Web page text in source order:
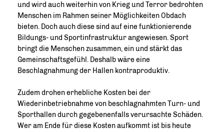
und wird auch weiterhin von Krieg und Terror bedrohten
Menschen im Rahmen seiner Möglichkeiten Obdach
bieten. Doch auch diese sind auf eine funktionierende
Bildungs- und Sportinfrastruktur angewiesen. Sport
bringt die Menschen zusammen, ein und stärkt das
Gemeinschaftsgefühl. Deshalb wäre eine
Beschlagnahmung der Hallen kontraproduktiv.
Zudem drohen erhebliche Kosten bei der
Wiederinbetriebnahme von beschlagnahmten Turn- und
Sporthallen durch gegebenenfalls verursachte Schäden.
Wer am Ende für diese Kosten aufkommt ist bis heute